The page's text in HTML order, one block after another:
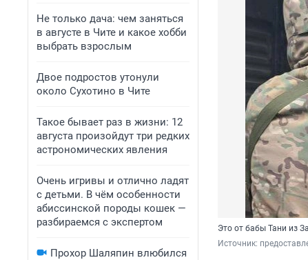
Не только дача: чем заняться
в августе в Чите и какое хобби
выбрать взрослым
Двое подростов утонули
около Сухотино в Чите
Такое бывает раз в жизни: 12
августа произойдут три редких
астрономических явления
Очень игривы и отлично ладят
с детьми. В чём особенности
абиссинской породы кошек —
разбираемся с экспертом
Прохор Шаляпин влюбился
Это от бабы Тани из
Источник: